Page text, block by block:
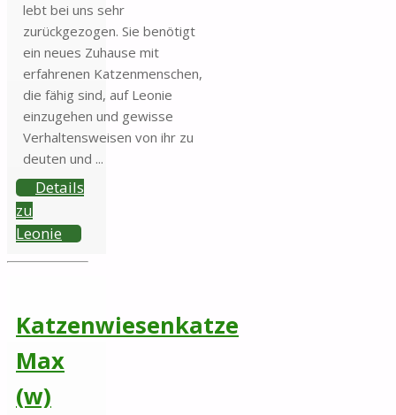
lebt bei uns sehr
zurückgezogen. Sie benötigt
ein neues Zuhause mit
erfahrenen Katzenmenschen,
die fähig sind, auf Leonie
einzugehen und gewisse
Verhaltensweisen von ihr zu
deuten und ...
Details
zu
Leonie
Katzenwiesenkatze
Max
(w)